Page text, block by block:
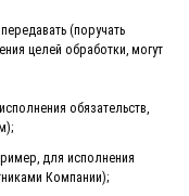
(поручать
целей обработки, могут
обязательств,
для исполнения
Компании);